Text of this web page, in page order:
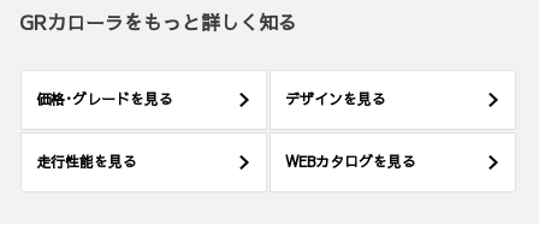
GRカローラをもっと詳しく知る
価格･グレードを見る デザインを見る
走行性能を見る WEBカタログを見る